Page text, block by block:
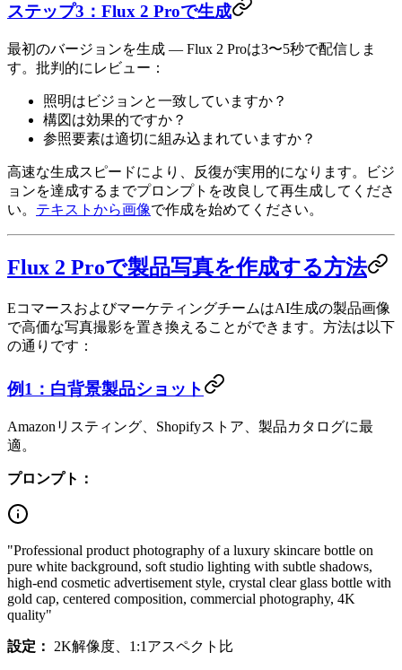
ステップ3：Flux 2 Proで生成
最初のバージョンを生成 — Flux 2 Proは3〜5秒で配信しま
す。批判的にレビュー：
照明はビジョンと一致していますか？
構図は効果的ですか？
参照要素は適切に組み込まれていますか？
高速な生成スピードにより、反復が実用的になります。ビジ
ョンを達成するまでプロンプトを改良して再生成してくださ
い。 テキストから画像で作成を始めてください。
Flux 2 Proで製品写真を作成する方法
EコマースおよびマーケティングチームはAI生成の製品画像
で高価な写真撮影を置き換えることができます。方法は以下
の通りです：
例1：白背景製品ショット
Amazonリスティング、Shopifyストア、製品カタログに最
適。
プロンプト：
"Professional product photography of a luxury skincare bottle on
pure white background, soft studio lighting with subtle shadows,
high-end cosmetic advertisement style, crystal clear glass bottle with
gold cap, centered composition, commercial photography, 4K
quality"
設定： 2K解像度、1:1アスペクト比